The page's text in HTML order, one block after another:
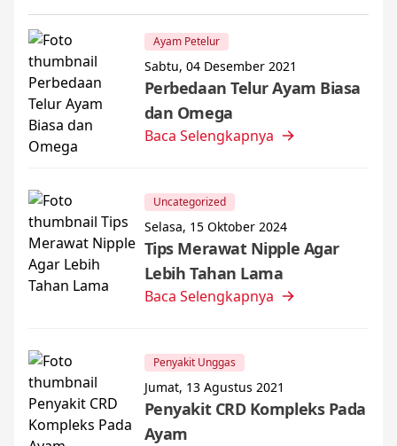
Ayam Petelur
Sabtu, 04 Desember 2021
Perbedaan Telur Ayam Biasa
dan Omega
Baca Selengkapnya
Uncategorized
Selasa, 15 Oktober 2024
Tips Merawat Nipple Agar
Lebih Tahan Lama
Baca Selengkapnya
Penyakit Unggas
Jumat, 13 Agustus 2021
Penyakit CRD Kompleks Pada
Ayam